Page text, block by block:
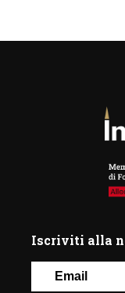
Iscriviti alla